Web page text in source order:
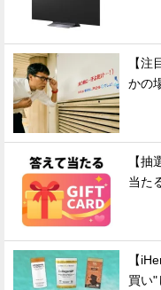
【
かの
【
当た
【
買い"